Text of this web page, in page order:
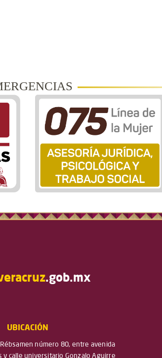
.gob.mx
UBICACIÓN
número 80, entre avenida
calle universitario Gonzalo Aguirre